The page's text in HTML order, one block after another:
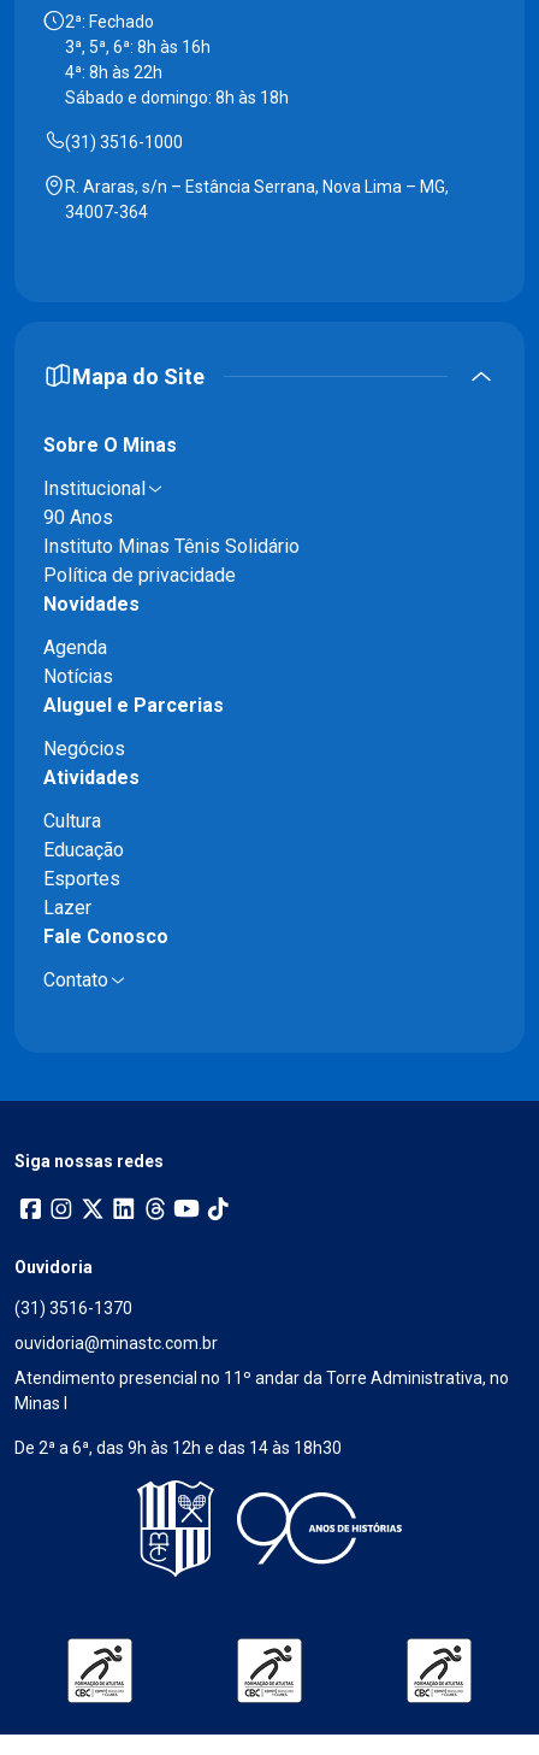
2ª: Fechado
3ª, 5ª, 6ª: 8h às 16h
4ª: 8h às 22h
Sábado e domingo: 8h às 18h
(31) 3516-1000
R. Araras, s/n – Estância Serrana, Nova Lima – MG,
34007-364
Mapa do Site
Sobre O Minas
Institucional
90 Anos
Instituto Minas Tênis Solidário
Política de privacidade
Novidades
Agenda
Notícias
Aluguel e Parcerias
Negócios
Atividades
Cultura
Educação
Esportes
Lazer
Fale Conosco
Contato
Siga nossas redes
Ouvidoria
(31) 3516-1370
ouvidoria@minastc.com.br
Atendimento presencial no 11º andar da Torre Administrativa, no
Minas I
De 2ª a 6ª, das 9h às 12h e das 14 às 18h30